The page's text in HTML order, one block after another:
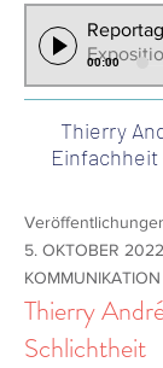
00:00
Thierry
Einfachheit
5. OKTOBER 2022
Thierry
Schlichtheit